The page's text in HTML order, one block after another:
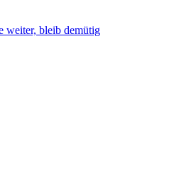
weiter, bleib demütig